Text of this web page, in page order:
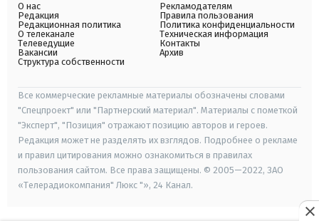
О нас
Редакция
Редакционная политика
О телеканале
Телеведущие
Вакансии
Структура собственности
Рекламодателям
Правила пользования
Политика конфиденциальности
Техническая информация
Контакты
Архив
Все коммерческие рекламные материалы обозначены словами
"Спецпроект" или "Партнерский материал". Материалы с пометкой
"Эксперт", "Позиция" отражают позицию авторов и героев.
Редакция может не разделять их взглядов. Подробнее о рекламе
и правил цитирования можно ознакомиться в правилах
пользования сайтом. Все права защищены. © 2005—2022, ЗАО
«Телерадиокомпания" Люкс "», 24 Канал.